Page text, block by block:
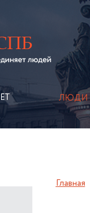
ЛЮДИ
Главная